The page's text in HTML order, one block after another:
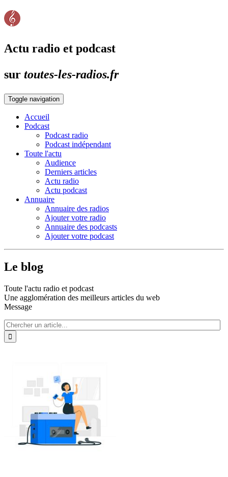
Actu radio et podcast
sur toutes-les-radios.fr
Toggle navigation
Accueil
Podcast
Podcast radio
Podcast indépendant
Toute l'actu
Audience
Derniers articles
Actu radio
Actu podcast
Annuaire
Annuaire des radios
Ajouter votre radio
Annuaire des podcasts
Ajouter votre podcast
Le blog
Toute l'actu radio et podcast
Une agglomération des meilleurs articles du web
Message